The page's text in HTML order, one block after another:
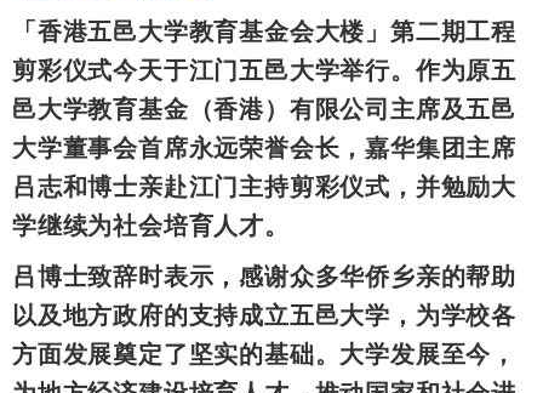
「香港五邑大学教育基金会大楼」第二期工程
剪彩仪式今天于江门五邑大学举行。作为原五
邑大学教育基金（香港）有限公司主席及五邑
大学董事会首席永远荣誉会长，嘉华集团主席
吕志和博士亲赴江门主持剪彩仪式，并勉励大
学继续为社会培育人才。
吕博士致辞时表示，感谢众多华侨乡亲的帮助
以及地方政府的支持成立五邑大学，为学校各
方面发展奠定了坚实的基础。大学发展至今，